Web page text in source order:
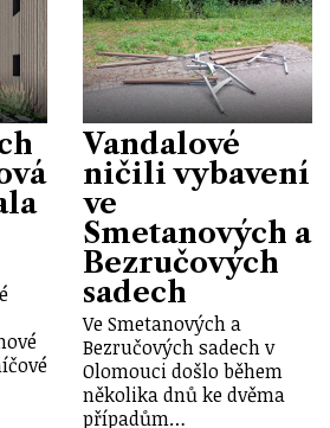
Vandalové
ničili vybavení
ve
Smetanových a
Bezručových
sadech
Ve Smetanových a
Bezručových sadech v
Olomouci došlo během
několika dnů ke dvěma
případům…